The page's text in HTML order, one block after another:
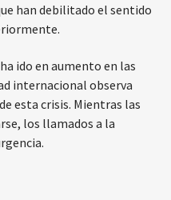
han debilitado el sentido
ido en aumento en las
internacional observa
esta crisis. Mientras las
los llamados a la